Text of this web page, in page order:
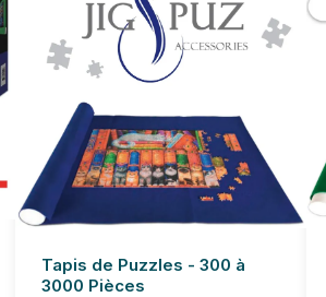
Tapis de Puzzles - 300 à
3000 Pièces